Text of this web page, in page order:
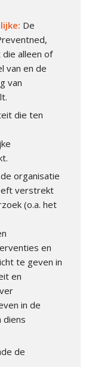
: De
alleen of
van en de
van
die ten
organisatie
verstrekt
(o.a. het
en
te geven in
en
in de
diens
de